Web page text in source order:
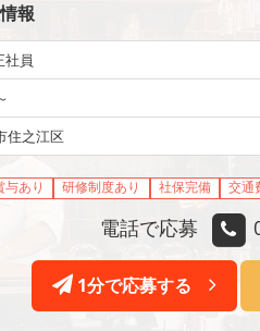
報
社員
住之江区
与あり 研修制度あり 社保完備 交通
電話で応募
1分で応募する